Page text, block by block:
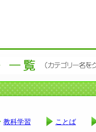
教科学習 ことば